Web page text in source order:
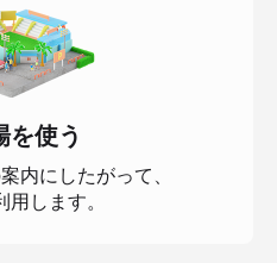
を使う
内にしたがって、
用します。